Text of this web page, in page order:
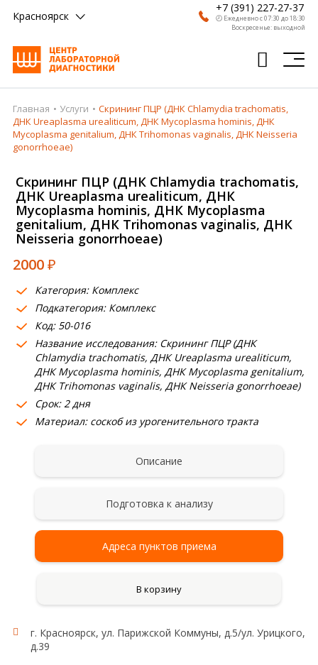
Красноярск
+7 (391) 227-27-37
🕗 Ежедневно с 07:30 до 18:30
Воскресенье: выходной
Главная
Анализы
Получить результат
Пациентам
О компании
Где сдать
Партнерам
Главная Услуги
Cкрининг ПЦР (ДНК Chlamydia trachomatis,
ДНК Ureaplasma urealiticum, ДНК Mycoplasma hominis, ДНК
Mycoplasma genitalium, ДНК Trihomonas vaginalis, ДНК Neisseria
gonorrhoeae)
Cкрининг ПЦР (ДНК Chlamydia trachomatis,
ДНК Ureaplasma urealiticum, ДНК
Mycoplasma hominis, ДНК Mycoplasma
genitalium, ДНК Trihomonas vaginalis, ДНК
Neisseria gonorrhoeae)
2000₽
Категория: Комплекс
Подкатегория: Комплекс
Код: 50-016
Название исследования: Cкрининг ПЦР (ДНК
Chlamydia trachomatis, ДНК Ureaplasma urealiticum,
ДНК Mycoplasma hominis, ДНК Mycoplasma genitalium,
ДНК Trihomonas vaginalis, ДНК Neisseria gonorrhoeae)
Срок: 2 дня
Материал: соскоб из урогенительного тракта
Описание
Подготовка к анализу
Адреса пунктов приема
В корзину
г. Красноярск, ул. Парижской Коммуны, д.5/ул. Урицкого,
д.39